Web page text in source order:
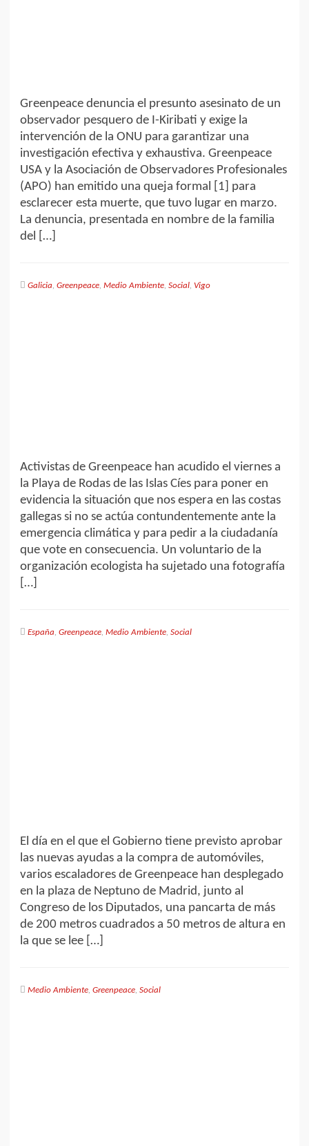
Greenpeace denuncia el presunto asesinato de un
observador pesquero de I-Kiribati y exige la
intervención de la ONU para garantizar una
investigación efectiva y exhaustiva. Greenpeace
USA y la Asociación de Observadores Profesionales
(APO) han emitido una queja formal [1] para
esclarecer esta muerte, que tuvo lugar en marzo.
La denuncia, presentada en nombre de la familia
del […]
Galicia, Greenpeace, Medio Ambiente, Social, Vigo
Activistas de Greenpeace han acudido el viernes a
la Playa de Rodas de las Islas Cíes para poner en
evidencia la situación que nos espera en las costas
gallegas si no se actúa contundentemente ante la
emergencia climática y para pedir a la ciudadanía
que vote en consecuencia. Un voluntario de la
organización ecologista ha sujetado una fotografía
[…]
España, Greenpeace, Medio Ambiente, Social
El día en el que el Gobierno tiene previsto aprobar
las nuevas ayudas a la compra de automóviles,
varios escaladores de Greenpeace han desplegado
en la plaza de Neptuno de Madrid, junto al
Congreso de los Diputados, una pancarta de más
de 200 metros cuadrados a 50 metros de altura en
la que se lee […]
Medio Ambiente, Greenpeace, Social